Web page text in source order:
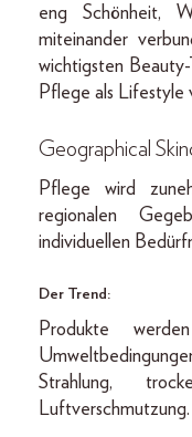
eng Schönheit,
miteinander
wichtigsten
Pflege als Lifestyle
Geographical
Pflege wird
regionalen
individuellen
Der Trend:
Produkte
Strahlung,
Luftverschmutzung.